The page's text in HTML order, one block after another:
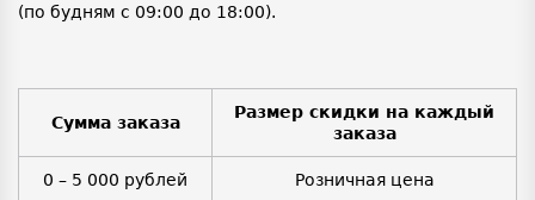
(по будням с 09:00 до 18:00).
Сумма заказа
Размер скидки на каждый
заказа
0 – 5 000 рублей Розничная цена